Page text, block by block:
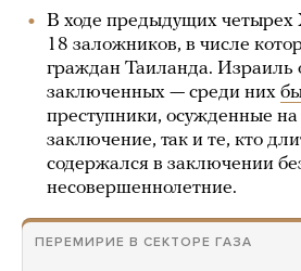
В ходе предыдущих
18 заложников, в числе
граждан Таиланда. Израиль
заключенных — среди них
преступники, осужденные
заключение, так и те, кто
содержался в заключении
несовершеннолетние.
ПЕРЕМИРИЕ В СЕКТОРЕ ГАЗА